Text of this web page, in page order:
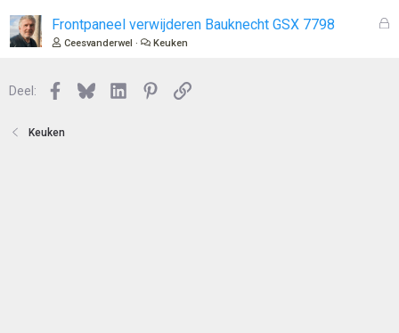
lG
Frontpaneel verwijderen Bauknecht GSX 7798
Ceesvanderwel Keuken
Deel: Facebook
BlueskyLinkedInPinterest
Link
Keuken